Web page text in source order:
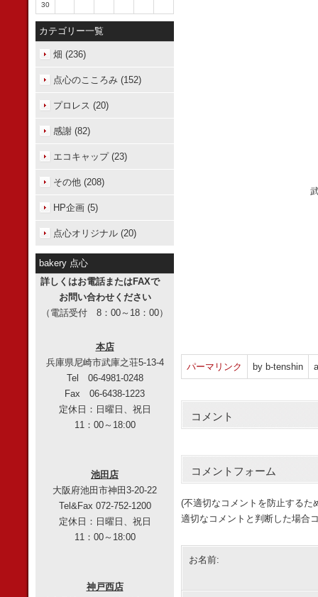
パーマリンク by b-tenshin
コメント
コメントフォーム
(不適切なコメントを防止するた
適切なコメントと判断した場合
お名前:
30
カテゴリー一覧
畑 (236)
点心のこころみ (152)
プロレス (20)
感謝 (82)
エコキャップ (23)
その他 (208)
HP企画 (5)
点心オリジナル (20)
bakery 点心
詳しくはお電話またはFAXで
お問い合わせください
（電話受付 8：00～18：00）
本店
兵庫県尼崎市武庫之荘5-13-4
Tel 06-4981-0248
Fax 06-6438-1223
定休日：日曜日、祝日
11：00～18:00
池田店
大阪府池田市神田3-20-22
Tel&Fax 072-752-1200
定休日：日曜日、祝日
11：00～18:00
神戸西店